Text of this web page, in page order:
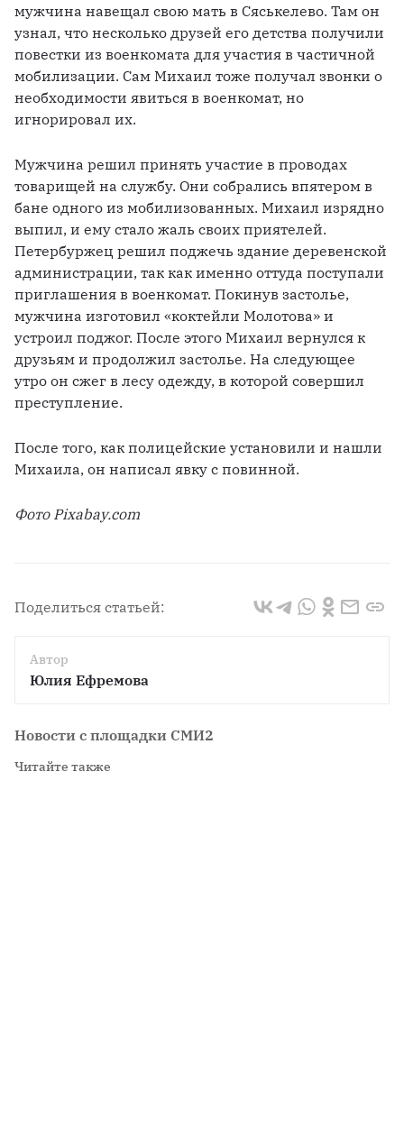
мужчина навещал свою мать в Сяськелево. Там он
узнал, что несколько друзей его детства получили
повестки из военкомата для участия в частичной
мобилизации. Сам Михаил тоже получал звонки о
необходимости явиться в военкомат, но
игнорировал их.
Мужчина решил принять участие в проводах
товарищей на службу. Они собрались впятером в
бане одного из мобилизованных. Михаил изрядно
выпил, и ему стало жаль своих приятелей.
Петербуржец решил поджечь здание деревенской
администрации, так как именно оттуда поступали
приглашения в военкомат. Покинув застолье,
мужчина изготовил «коктейли Молотова» и
устроил поджог. После этого Михаил вернулся к
друзьям и продолжил застолье. На следующее
утро он сжег в лесу одежду, в которой совершил
преступление.
После того, как полицейские установили и нашли
Михаила, он написал явку с повинной.
Фото Pixabay.com
Поделиться статьей:
Автор
Юлия Ефремова
Новости с площадки СМИ2
Читайте также